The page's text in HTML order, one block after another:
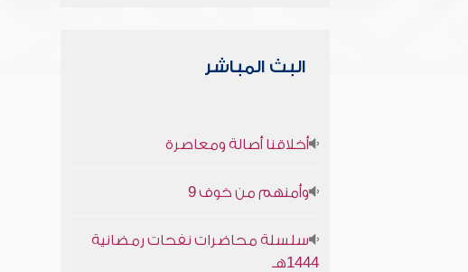
البث المباشر
أخلاقنا أصالة ومعاصرة
وأمنهم من خوف 9
سلسلة محاضرات نفحات رمضانية
1444هـ